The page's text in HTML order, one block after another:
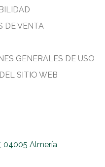
DE VENTA
GENERALES DE USO
SITIO WEB
04005 Almería